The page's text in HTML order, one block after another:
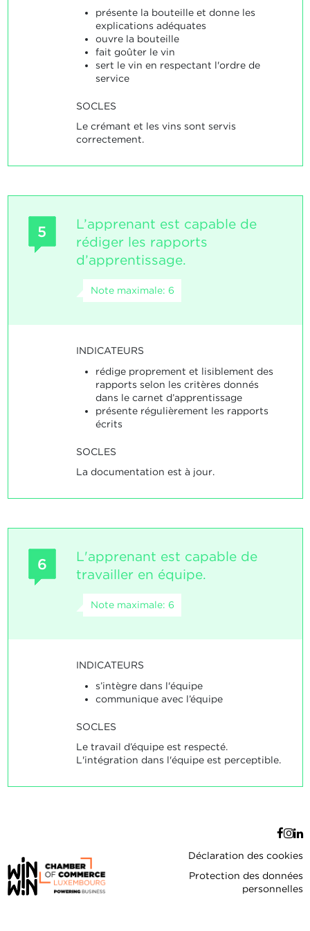
présente la bouteille et donne les
explications adéquates
ouvre la bouteille
fait goûter le vin
sert le vin en respectant l'ordre de
service
SOCLES
Le crémant et les vins sont servis
correctement.
5
L’apprenant est capable de
rédiger les rapports
d’apprentissage.
Note maximale: 6
INDICATEURS
rédige proprement et lisiblement des
rapports selon les critères donnés
dans le carnet d’apprentissage
présente régulièrement les rapports
écrits
SOCLES
La documentation est à jour.
6
L'apprenant est capable de
travailler en équipe.
Note maximale: 6
INDICATEURS
s’intègre dans l'équipe
communique avec l’équipe
SOCLES
Le travail d’équipe est respecté.
L'intégration dans l'équipe est perceptible.
Déclaration des cookies
Protection des données
personnelles